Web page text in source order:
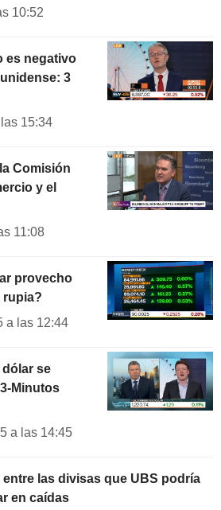
10:52
es negativo
3
15:34
Comisión
y el
11:08
provecho
rupia?
a las 12:44
dólar se
Minutos
a las 14:45
entre las divisas que UBS podría
en caídas